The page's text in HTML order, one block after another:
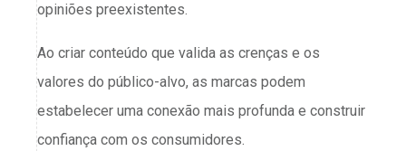
opiniões preexistentes.
Ao criar conteúdo que valida as crenças e os
valores do público-alvo, as marcas podem
estabelecer uma conexão mais profunda e construir
confiança com os consumidores.